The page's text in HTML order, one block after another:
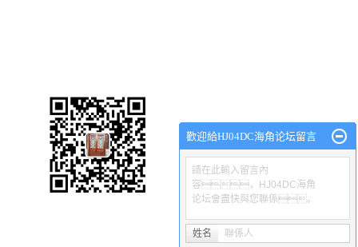
歡迎給HJ04DC海角论坛留言
請在此輸入留言內
容，HJ04DC海角
论坛會盡快與您聯係。
姓名 聯係人